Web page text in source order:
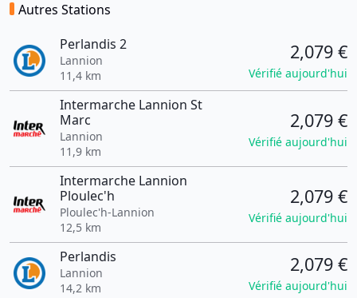
Autres Stations
Perlandis 2
Lannion
11,4 km
2,079 €
Vérifié aujourd'hui
Intermarche Lannion St
Marc
Lannion
11,9 km
2,079 €
Vérifié aujourd'hui
Intermarche Lannion
Ploulec'h
Ploulec'h-Lannion
12,5 km
2,079 €
Vérifié aujourd'hui
Perlandis
Lannion
14,2 km
2,079 €
Vérifié aujourd'hui